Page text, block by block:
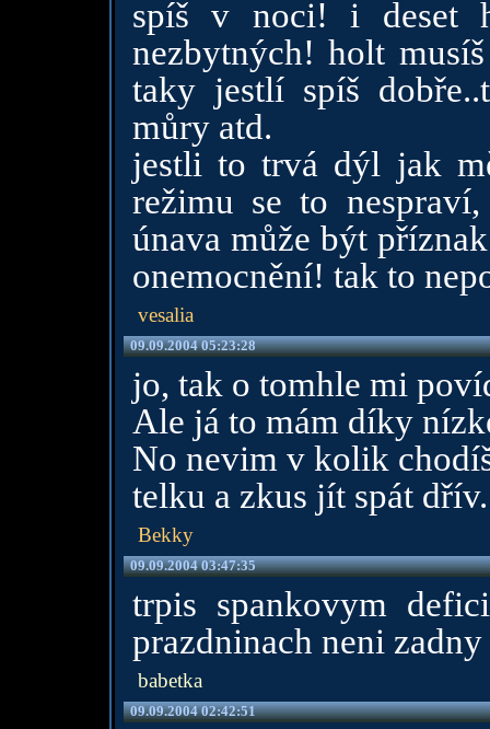
spíš v noci! i deset
nezbytných! holt
taky jestlí spíš
můry atd.
jestli to trvá dýl jak
režimu se to
únava může být
onemocnění! tak to
vesalia
09.09.2004 05:23:28
jo, tak o tomhle mi
Ale já to mám díky
No nevim v kolik
telku a zkus jít spát dřív.
Bekky
09.09.2004 03:47:35
trpis spankovym
prazdninach neni
babetka
09.09.2004 02:42:51